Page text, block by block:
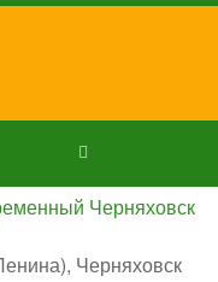
Черняховск
Черняховск